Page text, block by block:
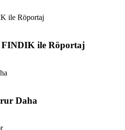
FINDIK ile Röportaj
Daha